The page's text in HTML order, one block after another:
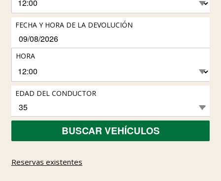
FECHA Y HORA DE LA DEVOLUCIÓN
HORA
EDAD DEL CONDUCTOR
BUSCAR VEHÍCULOS
Reservas existentes